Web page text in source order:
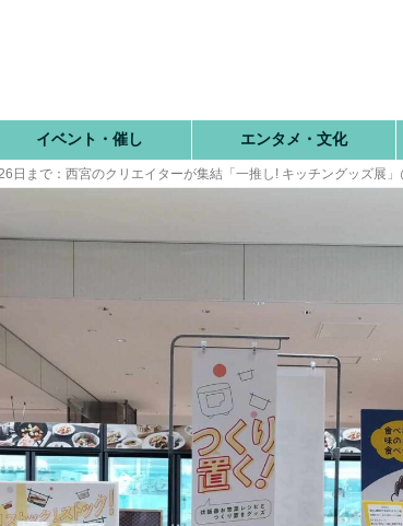
イベント・催し エンタメ・文化
26日まで：西宮のクリエイターが集結「一推し! キッチングッズ展